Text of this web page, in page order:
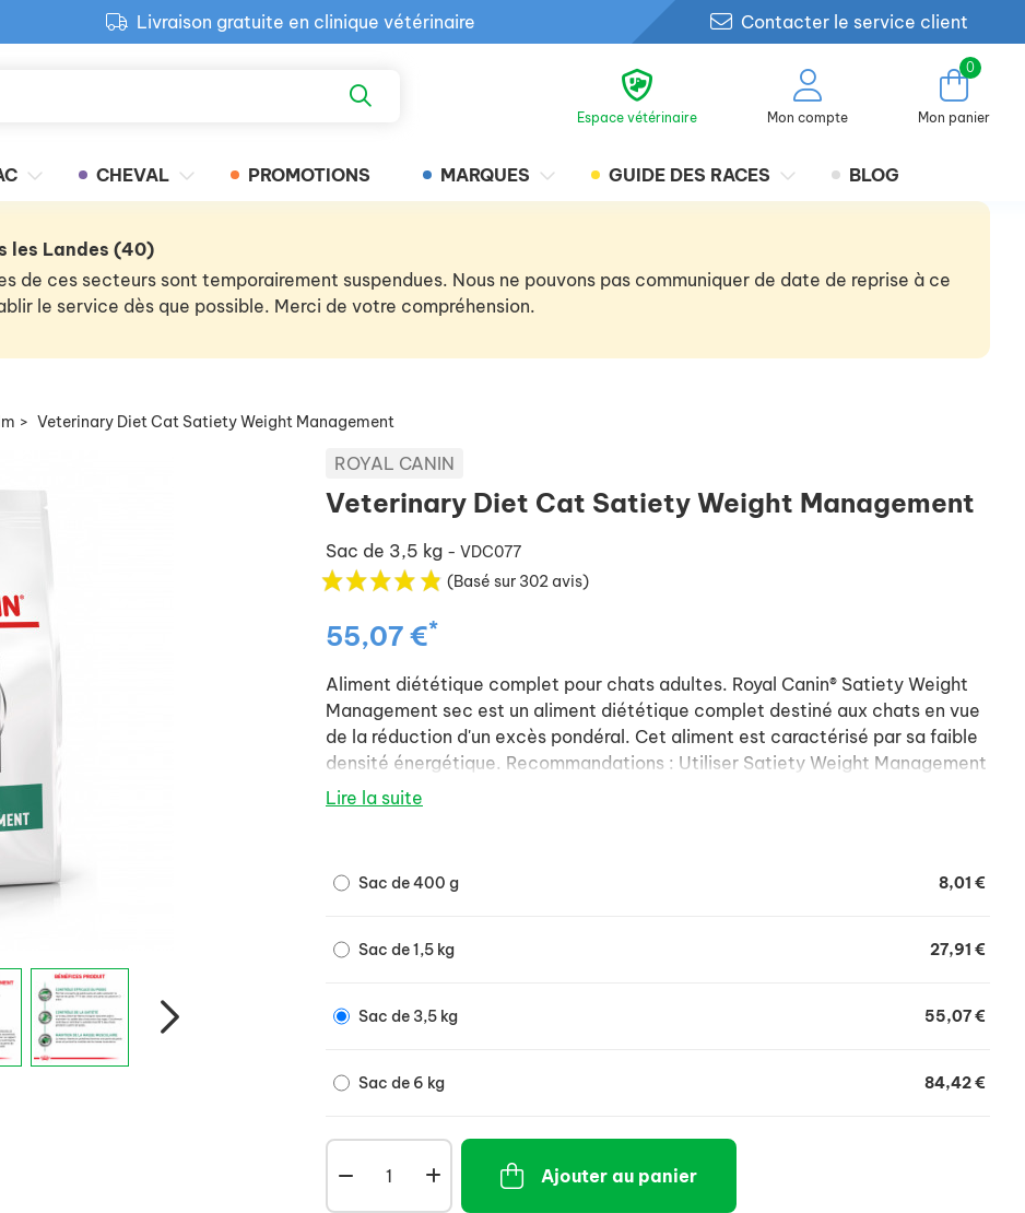
Livraison gratuite en clinique vétérinaire
Retour produit gratuit en clinique
Contacter le service client
Espace vétérinaire Mon compte
0
Mon panier
CHEVAL PROMOTIONS MARQUES GUIDE DES RACES BLOG
les Landes (40)
de ces secteurs sont temporairement suspendues. Nous ne pouvons pas communiquer de date de reprise à ce
le service dès que possible. Merci de votre compréhension.
> Veterinary Diet Cat Satiety Weight Management
ROYAL CANIN
Veterinary Diet Cat Satiety Weight Management
Sac de 3,5 kg - VDC077
(Basé sur 302 avis)
55,07 €*
Aliment diététique complet pour chats adultes. Royal Canin® Satiety Weight
Management sec est un aliment diététique complet destiné aux chats en vue
de la réduction d'un excès pondéral. Cet aliment est caractérisé par sa faible
densité énergétique. Recommandations : Utiliser Satiety Weight Management
sec jusqu'à l'obtention du poids corporel recherché.
Lire la suite
Sac de 400 g 8,01 €
Sac de 1,5 kg 27,91 €
Sac de 3,5 kg 55,07 €
Sac de 6 kg 84,42 €
Ajouter au panier